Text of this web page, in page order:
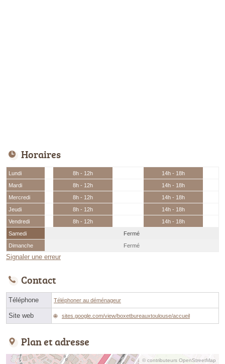
Horaires
Lundi 8h - 12h
14h - 18h
Mardi
8h - 12h
14h - 18h
Mercredi
8h - 12h
14h - 18h
Jeudi
8h - 12h
14h - 18h
Vendredi
8h - 12h
14h - 18h
Samedi
Fermé
Dimanche
Fermé
Signaler une erreur
Contact
Téléphone Téléphoner au déménageur
Site web sites.google.com/view/boxetbureauxtoulouse/accueil
Plan et adresse
© contributeurs OpenStreetMap